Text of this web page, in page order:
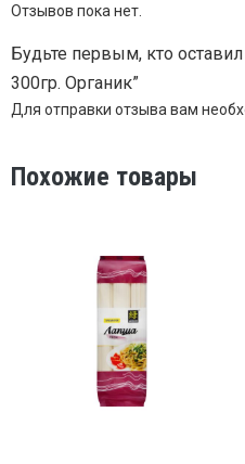
Отзывов пока нет.
Будьте первым, кто
300гр. Органик”
Для отправки отзыва вам
Похожие товары